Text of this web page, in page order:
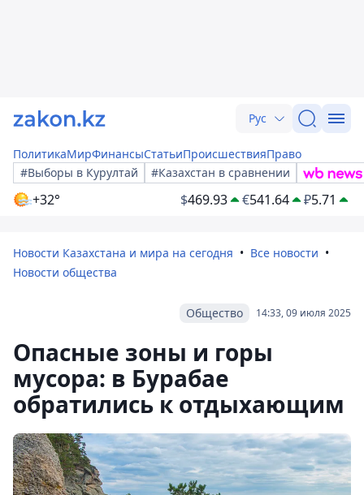
Рус
ПолитикаМирФинансыСтатьиПроисшествияПраво
#Выборы в Курултай
#Казахстан в сравнении
+32° $469.93 €541.64 ₽5.71
Новости Казахстана и мира на сегодня
Все новости
Новости общества
14:33, 09 июля 2025
Общество
Опасные зоны и горы
мусора: в Бурабае
обратились к отдыхающим